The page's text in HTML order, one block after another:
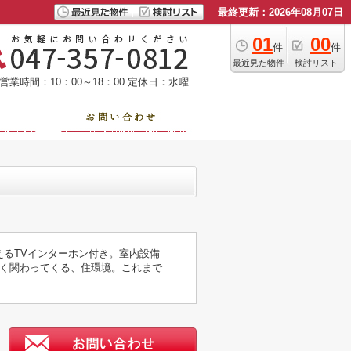
最終更新：2026年08月07日
01件
最近見た物件
00件
検討リスト
営業時間：10：00～18：00 定休日：水曜
TVインターホン付き。室内設備
関わってくる、住環境。これまで